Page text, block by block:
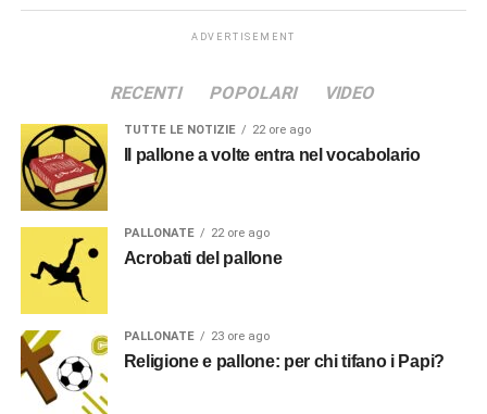
ADVERTISEMENT
RECENTI POPOLARI VIDEO
TUTTE LE NOTIZIE 22 ore ago
Il pallone a volte entra nel vocabolario
PALLONATE 22 ore ago
Acrobati del pallone
PALLONATE 23 ore ago
Religione e pallone: per chi tifano i Papi?